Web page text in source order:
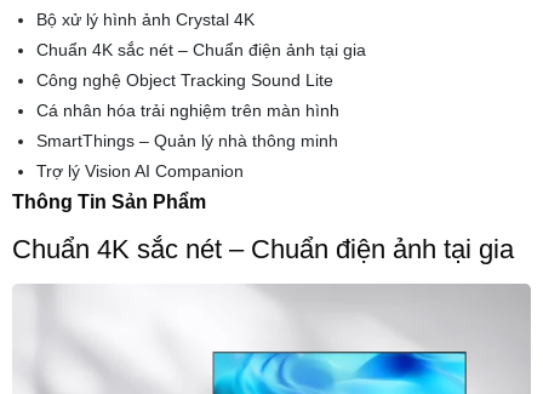
Bộ xử lý hình ảnh Crystal 4K
Chuẩn 4K sắc nét – Chuẩn điện ảnh tại gia
Công nghệ Object Tracking Sound Lite
Cá nhân hóa trải nghiệm trên màn hình
SmartThings – Quản lý nhà thông minh
Trợ lý Vision AI Companion
Thông Tin Sản Phẩm
Chuẩn 4K sắc nét – Chuẩn điện ảnh tại gia